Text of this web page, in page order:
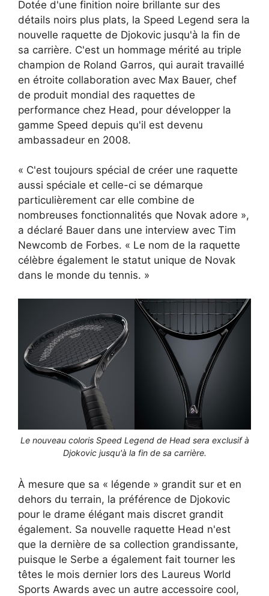
Dotée d'une finition noire brillante sur des
détails noirs plus plats, la Speed ​​Legend sera la
nouvelle raquette de Djokovic jusqu'à la fin de
sa carrière. C'est un hommage mérité au triple
champion de Roland Garros, qui aurait travaillé
en étroite collaboration avec Max Bauer, chef
de produit mondial des raquettes de
performance chez Head, pour développer la
gamme Speed ​​depuis qu'il est devenu
ambassadeur en 2008.
« C'est toujours spécial de créer une raquette
aussi spéciale et celle-ci se démarque
particulièrement car elle combine de
nombreuses fonctionnalités que Novak adore »,
a déclaré Bauer dans une interview avec Tim
Newcomb de Forbes. « Le nom de la raquette
célèbre également le statut unique de Novak
dans le monde du tennis. »
Le nouveau coloris Speed ​​Legend de Head sera exclusif à
Djokovic jusqu'à la fin de sa carrière.
À mesure que sa « légende » grandit sur et en
dehors du terrain, la préférence de Djokovic
pour le drame élégant mais discret grandit
également. Sa nouvelle raquette Head n'est
que la dernière de sa collection grandissante,
puisque le Serbe a également fait tourner les
têtes le mois dernier lors des Laureus World
Sports Awards avec un autre accessoire cool,